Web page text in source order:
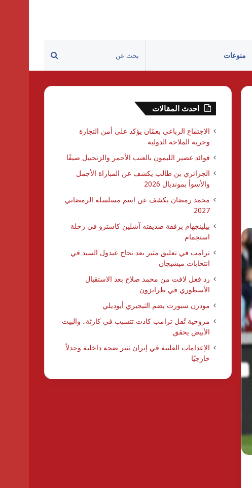
منوعات بحث
عن
احدث المقالات
الاجتماع الرباعي بعمّان يؤكد على أمن التجارة
وحرية الملاحة الدولية
فوائد عصير الليمون بالعنب الأحمر والزنجبيل صيفًا
الجزائري بن طالب يكشف عن المباراة الأجمل
والأسوأ بمونديال 2026
محمد رمضان يكشف عن اسم مسلسله الرمضاني
2027
بيلينجهام برفقة صديقته آشلين كاسترو في رحلة
استجمام
ترامب في تعليق مثير بعد نجاح عبدول السيد في
انتخابات ميشيجان
رد فعل لافت من محمد صلاح بعد الاستقبال
الأسطوري في طرابزون
مودرن سبورت يضم النيجيري أيوديلي
مروحية تُقل ترامب كادت تتسبب في كارثة.. والبيت
الأبيض يحقق
الإعدامات العلنية في إيران ثتير ضجة داخلية وجدلاً
خارجيًا